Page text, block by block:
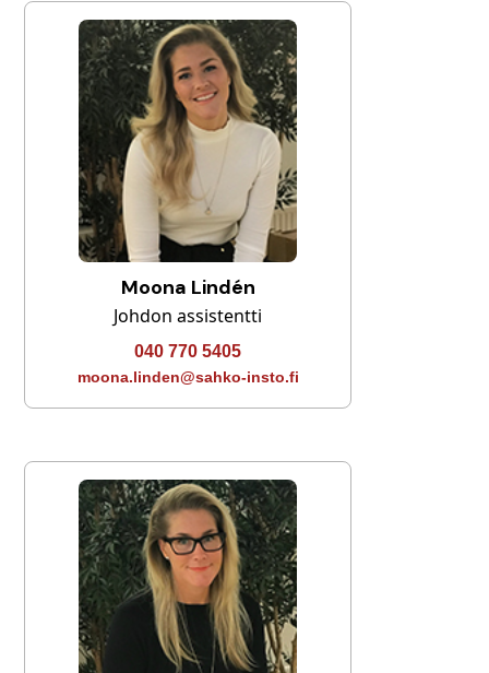
Moona Lindén
Johdon assistentti
040 770 5405
moona.linden@sahko-insto.fi